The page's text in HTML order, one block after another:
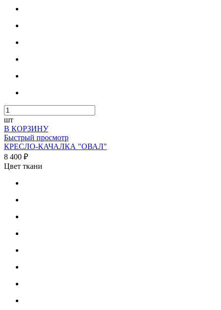
шт
В КОРЗИНУ
Быстрый просмотр
КРЕСЛО-КАЧАЛКА "ОВАЛ"
8 400 ₽
Цвет ткани